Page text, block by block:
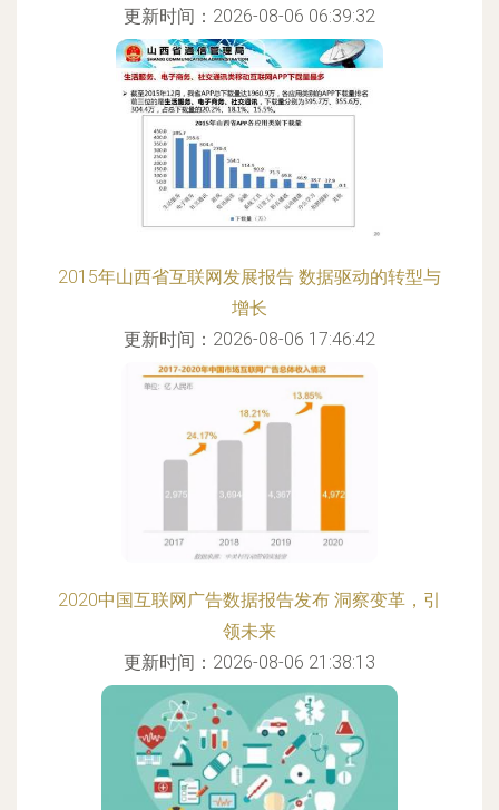
更新时间：2026-08-06 06:39:32
2015年山西省互联网发展报告 数据驱动的转型与
增长
更新时间：2026-08-06 17:46:42
2020中国互联网广告数据报告发布 洞察变革，引
领未来
更新时间：2026-08-06 21:38:13